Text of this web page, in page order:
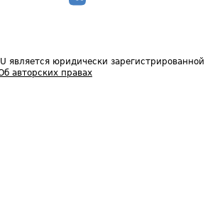
является юридически зарегистрированной
авторских правах